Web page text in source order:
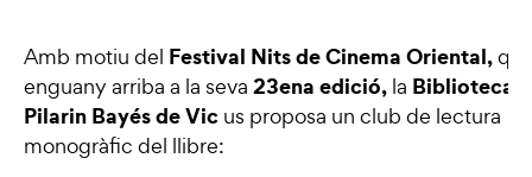
Amb motiu del Festival Nits de Cinema Oriental,
enguany arriba a la seva 23ena edició, la Biblioteca
Pilarin Bayés de Vic us proposa un club de lectura
monogràfic del llibre: